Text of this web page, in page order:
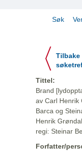
Søk
Tilbake
Tittel:
Brand
av Carl Henrik
Barca og
Henrik
regi: Steinar
Forfatter/